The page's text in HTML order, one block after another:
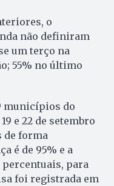
o
não definiram
um terço na
55% no último
municípios do
e 22 de setembro
de forma
é de 95% e a
percentuais, para
foi registrada em